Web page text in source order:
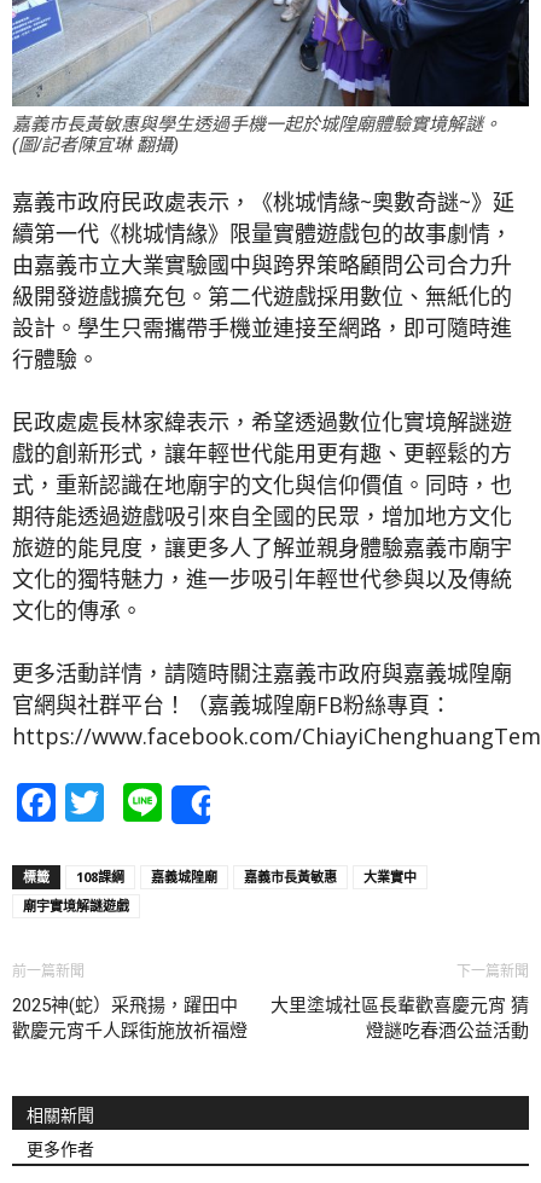
嘉義市長黃敏惠與學生透過手機一起於城隍廟體驗實境解謎。
(圖/記者陳宜琳 翻攝)
嘉義市政府民政處表示，《桃城情緣~奧數奇謎~》延
續第一代《桃城情緣》限量實體遊戲包的故事劇情，
由嘉義市立大業實驗國中與跨界策略顧問公司合力升
級開發遊戲擴充包。第二代遊戲採用數位、無紙化的
設計。學生只需攜帶手機並連接至網路，即可隨時進
行體驗。
民政處處長林家緯表示，希望透過數位化實境解謎遊
戲的創新形式，讓年輕世代能用更有趣、更輕鬆的方
式，重新認識在地廟宇的文化與信仰價值。同時，也
期待能透過遊戲吸引來自全國的民眾，增加地方文化
旅遊的能見度，讓更多人了解並親身體驗嘉義市廟宇
文化的獨特魅力，進一步吸引年輕世代參與以及傳統
文化的傳承。
更多活動詳情，請隨時關注嘉義市政府與嘉義城隍廟
官網與社群平台！（嘉義城隍廟FB粉絲專頁：
https://www.facebook.com/
Facebook
Twitter
Line
標籤 108課綱 嘉義城隍廟 嘉義市長黃敏惠
大業實中
廟宇實境解謎遊戲
前一篇新聞
2025神(蛇）采飛揚，躍田中
歡慶元宵千人踩街施放祈福燈
下一篇新聞
大里塗城社區長輩歡喜慶元宵 猜
燈謎吃春酒公益活動
相關新聞
更多作者